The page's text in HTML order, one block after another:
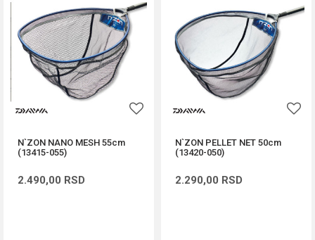
N`ZON NANO MESH 55cm
(13415-055)
2.490,00 RSD
N`ZON PELLET NET 50cm
(13420-050)
2.290,00 RSD